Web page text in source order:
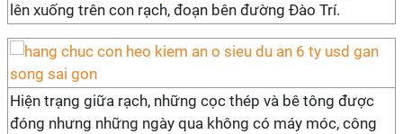
lên xuống trên con rạch, đoạn bên đường Đào Trí.
Hiện trạng giữa rạch, những cọc thép và bê tông được
đóng nhưng những ngày qua không có máy móc, công